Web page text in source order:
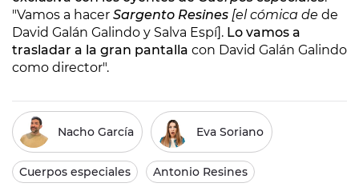
"Vamos a hacer Sargento Resines [el cómica de de
David Galán Galindo y Salva Espí]. Lo vamos a
trasladar a la gran pantalla con David Galán Galindo
como director".
Nacho García Eva Soriano
Cuerpos especiales Antonio Resines